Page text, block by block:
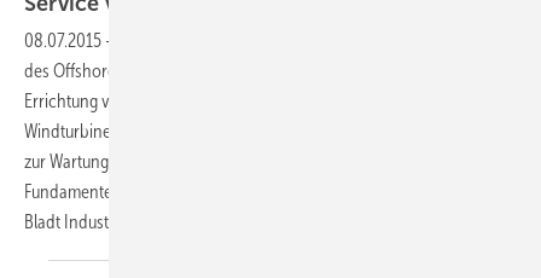
08.07.2015 -
des Offshore Windparks Veja Mate hat Siemens den Zuschlag zur
Errichtung von 67 seiner direkt angetriebenen 6-Megawatt-
Windturbinen erhalten. Teil des Vertrags ist auch eine Vereinbarung
zur Wartung und Instandhaltung über 15 Jahre. Die Monopile-
Fundamente liefert das deutsch-dänische Joint Venture der Firmen
Bladt Industries A/S und EEW Special Pipe Constructions